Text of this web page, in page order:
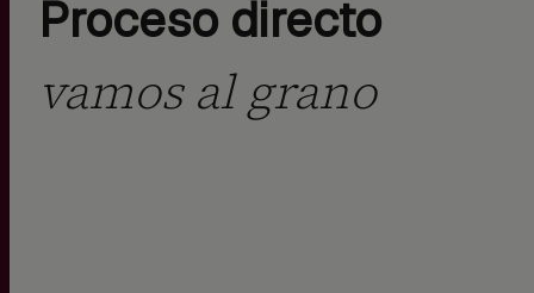
Proceso directo
vamos al grano